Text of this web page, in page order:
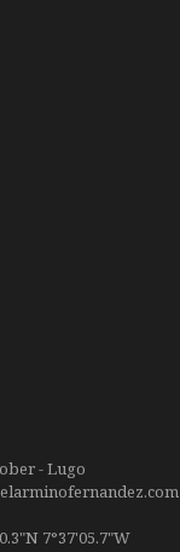
- Lugo
7°37'05.7"W